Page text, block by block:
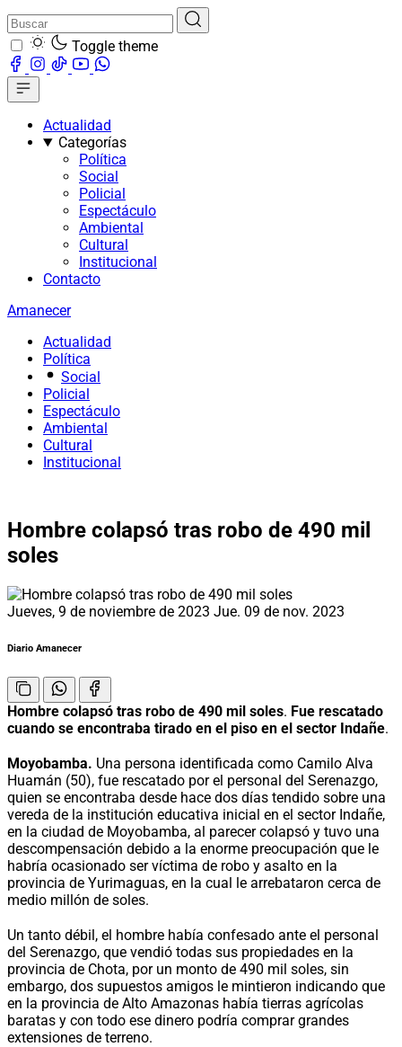
Toggle theme
Actualidad
Categorías
Política
Social
Policial
Espectáculo
Ambiental
Cultural
Institucional
Contacto
Amanecer
Actualidad
Política
Social
Policial
Espectáculo
Ambiental
Cultural
Institucional
Hombre colapsó tras robo de 490 mil
soles
Jueves, 9 de noviembre de 2023 Jue. 09 de nov. 2023
Diario Amanecer
Hombre colapsó tras robo de 490 mil soles. Fue rescatado
cuando se encontraba tirado en el piso en el sector Indañe.
Moyobamba. Una persona identificada como Camilo Alva
Huamán (50), fue rescatado por el personal del Serenazgo,
quien se encontraba desde hace dos días tendido sobre una
vereda de la institución educativa inicial en el sector Indañe,
en la ciudad de Moyobamba, al parecer colapsó y tuvo una
descompensación debido a la enorme preocupación que le
habría ocasionado ser víctima de robo y asalto en la
provincia de Yurimaguas, en la cual le arrebataron cerca de
medio millón de soles.
Un tanto débil, el hombre había confesado ante el personal
del Serenazgo, que vendió todas sus propiedades en la
provincia de Chota, por un monto de 490 mil soles, sin
embargo, dos supuestos amigos le mintieron indicando que
en la provincia de Alto Amazonas había tierras agrícolas
baratas y con todo ese dinero podría comprar grandes
extensiones de terreno.